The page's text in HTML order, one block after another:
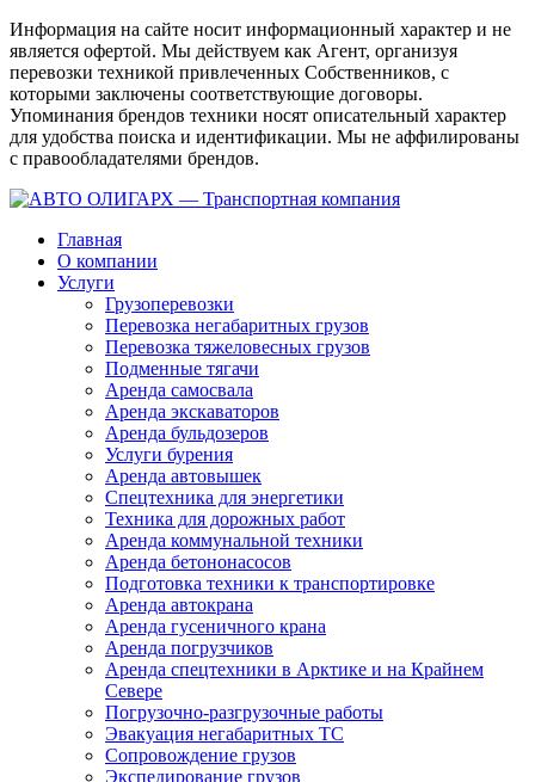
Информация на сайте носит информационный характер и не
является офертой. Мы действуем как Агент, организуя
перевозки техникой привлеченных Собственников, с
которыми заключены соответствующие договоры.
Упоминания брендов техники носят описательный характер
для удобства поиска и идентификации. Мы не аффилированы
с правообладателями брендов.
Главная
О компании
Услуги
Грузоперевозки
Перевозка негабаритных грузов
Перевозка тяжеловесных грузов
Подменные тягачи
Аренда самосвала
Аренда экскаваторов
Аренда бульдозеров
Услуги бурения
Аренда автовышек
Спецтехника для энергетики
Техника для дорожных работ
Аренда коммунальной техники
Аренда бетононасосов
Подготовка техники к транспортировке
Аренда автокрана
Аренда гусеничного крана
Аренда погрузчиков
Аренда спецтехники в Арктике и на Крайнем
Севере
Погрузочно-разгрузочные работы
Эвакуация негабаритных ТС
Сопровождение грузов
Экспедирование грузов